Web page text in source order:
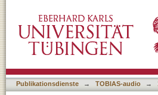
Publikationsdienste → TOBIAS-audio →